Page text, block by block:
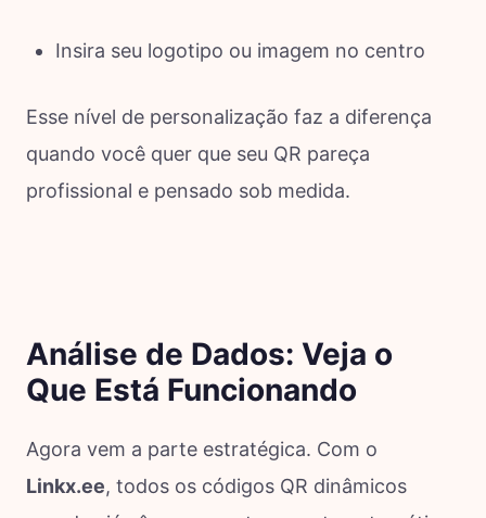
Insira seu logotipo ou imagem no centro
Esse nível de personalização faz a diferença
quando você quer que seu QR pareça
profissional e pensado sob medida.
Análise de Dados: Veja o
Que Está Funcionando
Agora vem a parte estratégica. Com o
Linkx.ee, todos os códigos QR dinâmicos